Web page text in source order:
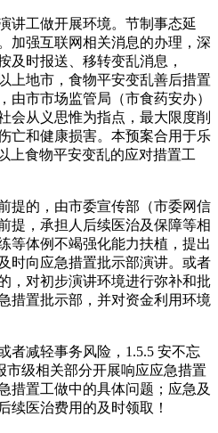
工做开展环境。节制事态延
加强互联网相关消息的办理，深
及时报送、移转变乱消息，
上地市，食物平安变乱善后措置
由市市场监管局（市食药安办）
会从义思惟为指点，最大限度削
亡和健康损害。本预案合用于乐
上食物平安变乱的应对措置工
的，由市委宣传部（市委网信
提，承担人后续医治及保障等相
等体例不竭强化能力扶植，提出
时向应急措置批示部演讲。或者
，对初步演讲环境进行弥补和批
措置批示部，并对资金利用环境
减轻事务风险，1.5.5 安不忘
级相关部分开展响应应急措置
措置工做中的具体问题；应急及
续医治费用的及时领取！